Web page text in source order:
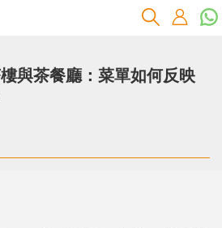
與茶餐廳：菜單如何反映